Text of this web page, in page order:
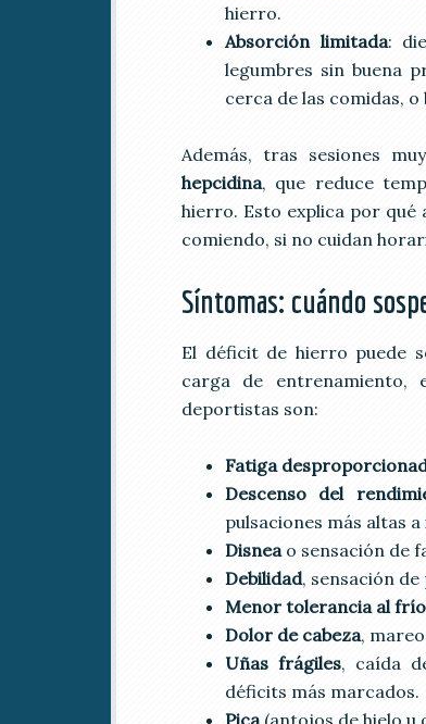
hierro.
Absorción limitada:
legumbres sin buena
cerca de las comidas,
Además, tras sesiones
hepcidina, que reduce
hierro. Esto explica por qué
comiendo, si no cuidan
Síntomas: cuándo
El déficit de hierro puede
carga de entrenamiento,
deportistas son:
Fatiga
Descenso del
pulsaciones más altas
Disneao sensación de
Debilidad, sensación de
Menor tolerancia al frío
Dolor de cabeza,
Uñas frágiles, caída
déficits más marcados.
Pica(antojos de hielo u